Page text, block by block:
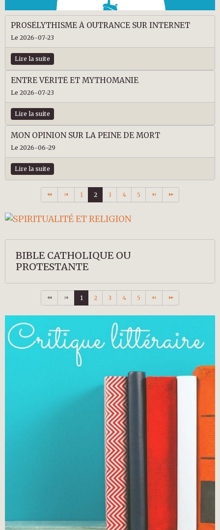
PROSÉLYTHISME À OUTRANCE SUR INTERNET
Le 2026-07-23
Lire la suite
ENTRE VÉRITÉ ET MYTHOMANIE
Le 2026-07-23
Lire la suite
MON OPINION SUR LA PEINE DE MORT
Le 2026-06-29
Lire la suite
1 2 3 4 5
BIBLE CATHOLIQUE OU
PROTESTANTE
1 2 3 4 5